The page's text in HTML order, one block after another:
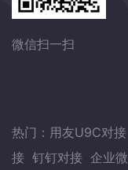
微信扫一扫
热门： 用友U9C对接
接 钉钉对接 企业